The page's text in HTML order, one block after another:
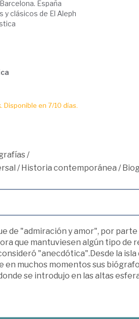
Barcelona. España
y clásicos de El Aleph
Disponible en 7/10 días.
/
/Historia contemporánea /
de "admiración y amor", por parte
que mantuviesen algún tipo de
"anecdótica".Desde la
muchos momentos sus
se introdujo en las altas